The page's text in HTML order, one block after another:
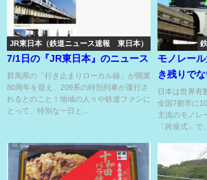
JR東日本（鉄道ニュース速報 東日本）
7/1日の『JR東日本』のニュース
群馬県の「行き止まりローカル線」が開業
80周年を迎え、209系の特別列車が運行さ
れるとのこと！地域の人々や鉄道ファンに
とって、特別な一日と...
モノレー
き残りで
生まれた
日本は世界有
全国7都市に
主流のモノレ
「跨座式」で